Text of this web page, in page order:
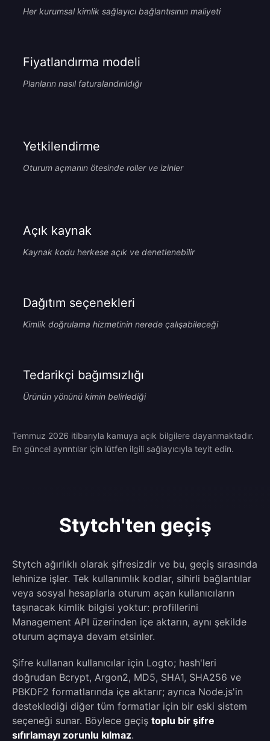
Her kurumsal kimlik sağlayıcı bağlantısının maliyeti
Fiyatlandırma modeli
Planların nasıl faturalandırıldığı
Yetkilendirme
Oturum açmanın ötesinde roller ve izinler
Açık kaynak
Kaynak kodu herkese açık ve denetlenebilir
Dağıtım seçenekleri
Kimlik doğrulama hizmetinin nerede çalışabileceği
Tedarikçi bağımsızlığı
Ürünün yönünü kimin belirlediği
Temmuz 2026 itibarıyla kamuya açık bilgilere dayanmaktadır.
En güncel ayrıntılar için lütfen ilgili sağlayıcıyla teyit edin.
Stytch'ten geçiş
Stytch ağırlıklı olarak şifresizdir ve bu, geçiş sırasında
lehinize işler. Tek kullanımlık kodlar, sihirli bağlantılar
veya sosyal hesaplarla oturum açan kullanıcıların
taşınacak kimlik bilgisi yoktur: profillerini
Management API üzerinden içe aktarın, aynı şekilde
oturum açmaya devam etsinler.
Şifre kullanan kullanıcılar için Logto; hash'leri
doğrudan Bcrypt, Argon2, MD5, SHA1, SHA256 ve
PBKDF2 formatlarında içe aktarır; ayrıca Node.js'in
desteklediği diğer tüm formatlar için bir eski sistem
seçeneği sunar. Böylece geçiş toplu bir şifre
sıfırlamayı zorunlu kılmaz.